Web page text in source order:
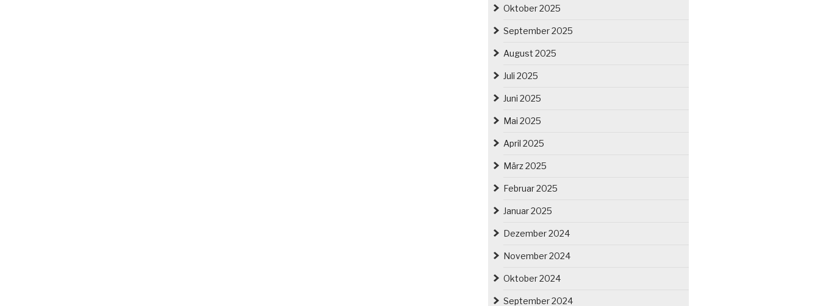
Oktober 2025
September 2025
August 2025
Juli 2025
Juni 2025
Mai 2025
April 2025
März 2025
Februar 2025
Januar 2025
Dezember 2024
November 2024
Oktober 2024
September 2024